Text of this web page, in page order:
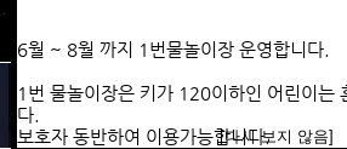
Camp.one 예약안내
[다시 보지 않음]
​010-5925-0606으로
문자보내주시면 계좌번호랑 금액을 문자로
[다시 보지 않음]
6월 ~ 8월 까지 1번물놀이장 운영합니다.
1번 물놀이장은 키가 120이하인 어린이는
다.
보호자 동반하여 이용가능합니다.[다시 보지 않음]